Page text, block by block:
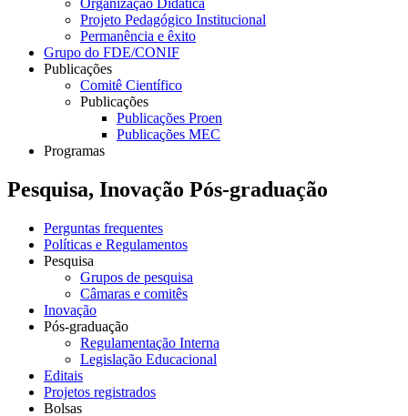
Organização Didática
Projeto Pedagógico Institucional
Permanência e êxito
Grupo do FDE/CONIF
Publicações
Comitê Científico
Publicações
Publicações Proen
Publicações MEC
Programas
Pesquisa, Inovação Pós-graduação
Perguntas frequentes
Políticas e Regulamentos
Pesquisa
Grupos de pesquisa
Câmaras e comitês
Inovação
Pós-graduação
Regulamentação Interna
Legislação Educacional
Editais
Projetos registrados
Bolsas